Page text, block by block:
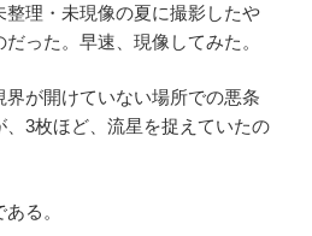
理・未現像の夏に撮影したや
った。早速、現像してみた。
が開けていない場所での悪条
3枚ほど、流星を捉えていたの
る。